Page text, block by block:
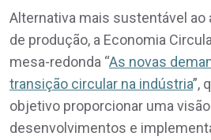
Alternativa mais sustentável ao
de produção, a Economia
mesa-redonda “As novas
transição circular na indústria”,
objetivo proporcionar uma
desenvolvimentos e